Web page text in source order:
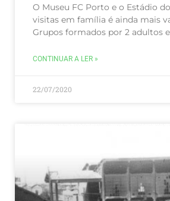
O Museu FC Porto e o Estádio
visitas em família é ainda mais
Grupos formados por 2 adultos
CONTINUAR A LER »
22/07/2020